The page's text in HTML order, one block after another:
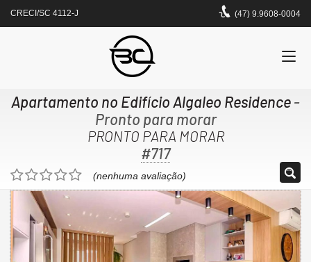
CRECI/SC 4112-J (47) 9.9608-0004
Apartamento no Edifício Algaleo Residence-
Pronto para morar
PRONTO PARA MORAR
#717
(nenhuma avaliação)